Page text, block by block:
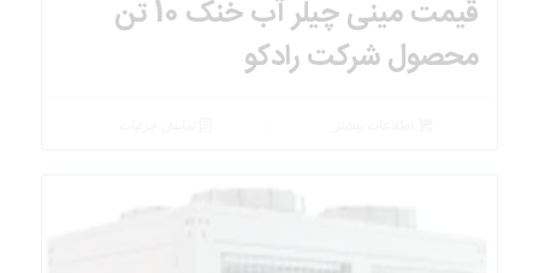
قیمت مینی چیلر آب خنک 10 تن
محصول شرکت رادکو